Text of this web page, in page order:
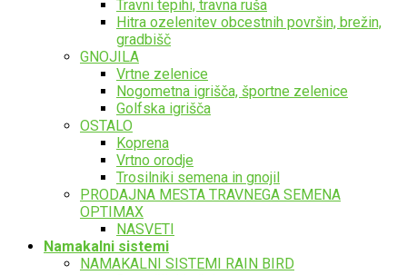
Travni tepihi, travna ruša
Hitra ozelenitev obcestnih površin, brežin,
gradbišč
GNOJILA
Vrtne zelenice
Nogometna igrišča, športne zelenice
Golfska igrišča
OSTALO
Koprena
Vrtno orodje
Trosilniki semena in gnojil
PRODAJNA MESTA TRAVNEGA SEMENA
OPTIMAX
NASVETI
Namakalni sistemi
NAMAKALNI SISTEMI RAIN BIRD